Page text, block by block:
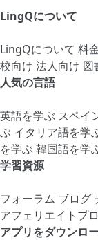
LingQについて
LingQについて 料
校向け 法人向け 図
人気の言語
英語を学ぶ スペイ
ぶ イタリア語を学
を学ぶ 韓国語を学
学習資源
フォーラム ブログ
アフェリエイトプ
アプリをダウンロ